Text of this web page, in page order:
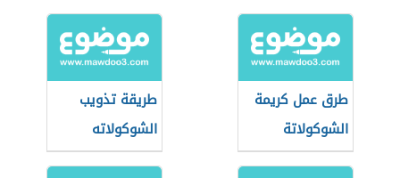
طرق عمل كريمة
الشوكولاتة
طريقة تذويب
الشوكولاته